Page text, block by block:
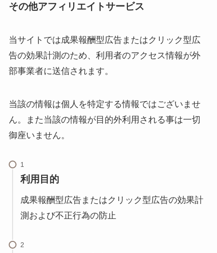
その他アフィリエイトサービス
当サイトでは成果報酬型広告またはクリック型広
告の効果計測のため、利用者のアクセス情報が外
部事業者に送信されます。
当該の情報は個人を特定する情報ではございませ
ん。また当該の情報が目的外利用される事は一切
御座いません。
利用目的
成果報酬型広告またはクリック型広告の効果計
測および不正行為の防止